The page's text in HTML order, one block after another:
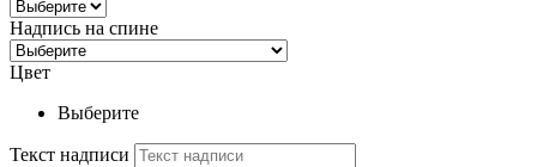
Надпись на спине
Цвет
Выберите
Текст надписи